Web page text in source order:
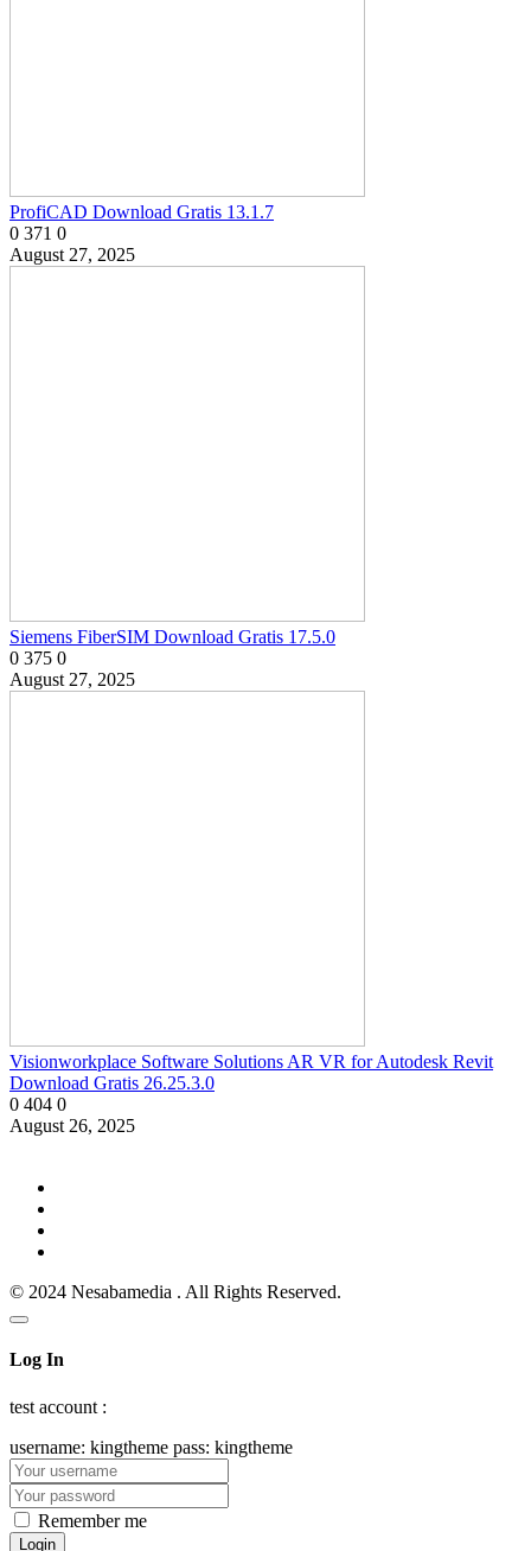
ProfiCAD Download Gratis 13.1.7
0 371 0
August 27, 2025
Siemens FiberSIM Download Gratis 17.5.0
0 375 0
August 27, 2025
Visionworkplace Software Solutions AR VR for Autodesk Revit
Download Gratis 26.25.3.0
0 404 0
August 26, 2025
© 2024 Nesabamedia . All Rights Reserved.
Log In
test account :
username: kingtheme pass: kingtheme
Remember me